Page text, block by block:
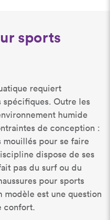
sports
requiert
spécifiques. Outre les
humide
de conception :
pour se faire
dispose de ses
pas du surf ou du
pour sports
modèle est une question
confort.